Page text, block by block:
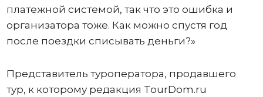
платежной системой, так что это ошибка и
организатора тоже. Как можно спустя год
после поездки списывать деньги?»
Представитель туроператора, продавшего
тур, к которому редакция TourDom.ru